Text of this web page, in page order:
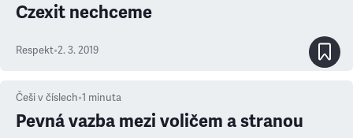
Czexit nechceme
Respekt•2. 3. 2019
Češi v číslech•1 minuta
Pevná vazba mezi voličem a stranou